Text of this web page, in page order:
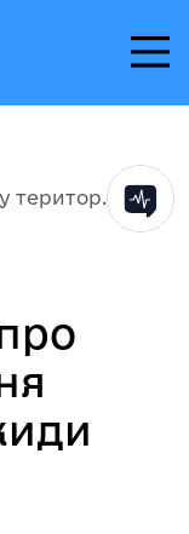
територ...